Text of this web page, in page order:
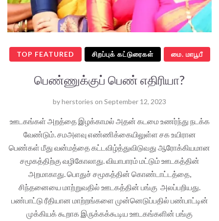
TOP FEATURED சிறப்புக் கட்டுரைகள் மை. மாபூபீ
பெண்ணுக்குப் பெண் எதிரியா?
byherstories on September 12, 2023
ஊடகங்கள் அறத்தை இழக்காமல் அதன் கடமை உணர்ந்து நடக்க
வேண்டும். சமஅளவு எண்ணிக்கையிலுள்ள சக உயிரான
பெண்கள் மீது வன்மத்தை கட்டவிழ்த்துவிடுவது ஆரோக்கியமான
சமூகத்திற்கு வழிகோலாது. வியாபாரம் மட்டும் ஊடகத்தின்
அறமாகாது. பொதுச் சமூகத்தின் கொண்டாட்டத்தை,
சிந்தனையை மாற்றுவதில் ஊடகத்தின் பங்கு அலப்பறியது.
பண்பாட்டு ரீதியான மாற்றங்களை முன்னெடுப்பதில் பண்பாட்டின்
முக்கியக் கூறாக இருக்கக்கூடிய ஊடகங்களின் பங்கு